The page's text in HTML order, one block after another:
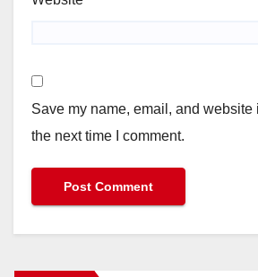
Save my name, email, and website
the next time I comment.